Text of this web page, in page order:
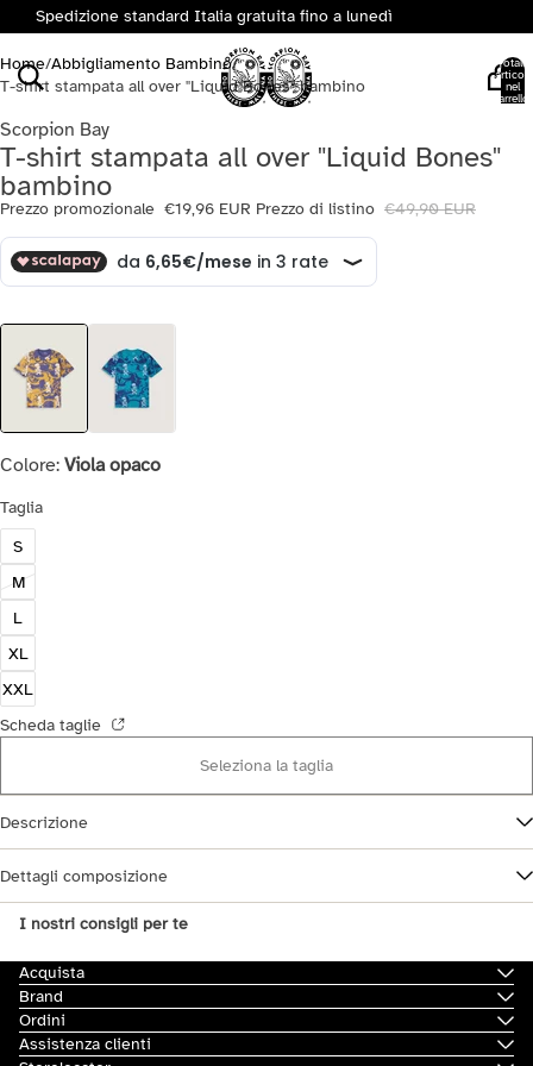
Spedizione standard Italia gratuita fino a lunedì
Totale
articoli
nel
carrello:
Home/Abbigliamento Bambino/
T-shirt stampata all over "Liquid Bones" bambino
Scorpion Bay
T-shirt stampata all over "Liquid Bones"
bambino
Prezzo promozionale €19,96 EUR Prezzo di listino €49,90 EUR
Colore: Viola opaco
Taglia
S
M
L
XL
XXL
Scheda taglie
Seleziona la taglia
Descrizione
Dettagli composizione
I nostri consigli per te
Acquista
Brand
Ordini
Assistenza clienti